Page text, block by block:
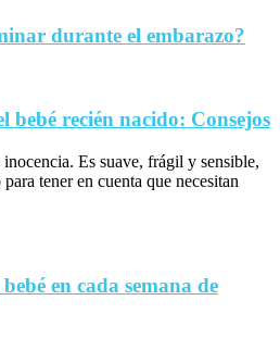
durante el embarazo?
bebé recién nacido: Consejos
Es suave, frágil y sensible,
tener en cuenta que necesitan
en cada semana de